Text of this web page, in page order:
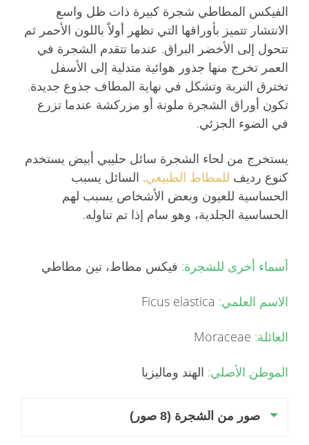
الفيكس المطاطي شجرة كبيرة ذات ظل واسع
الانتشار تتميز بأوراقها التي تظهر أولاً باللون الأحمر ثم
تتحول إلى الأخضر البراق. عندما تتقدم الشجرة في
العمر تخرج منها جذور هوائية متدلية إلى الأسفل
تخترق التربة وتشكل في نهاية المطاف جذوع جديدة.
تكون أوراق الشجرة ملونة أو مزركشة عندما تزرع
في الضوء الجزئي.
يستخرج من لحاء الشجرة سائل حليبي أبيض يستخدم
كنوع رديف للمطاط الطبيعي. السائل يسبب
الحساسية للعيون وبعض الأشخاص يسبب لهم
الحساسية الجلدية، وهو سام إذا تم تناوله.
أسماء أخرى للشجرة: فيكس مطاط، تين مطاطي
الاسم العلمي:
العائلة:
الموطن الأصلي: الهند وماليزيا
صور من الشجرة (8 صور)